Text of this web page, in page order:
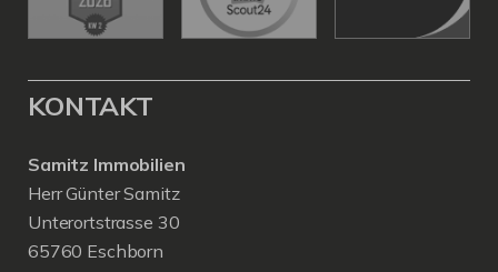
KONTAKT
Samitz Immobilien
Herr Günter Samitz
Unterortstrasse 30
65760 Eschborn